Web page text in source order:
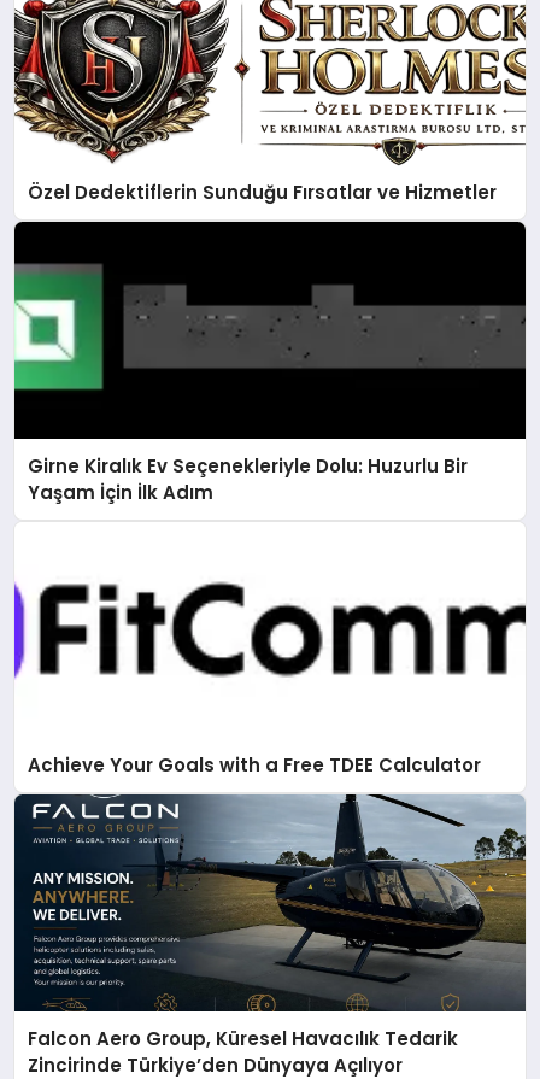
Özel Dedektiflerin Sunduğu Fırsatlar ve Hizmetler
Girne Kiralık Ev Seçenekleriyle Dolu: Huzurlu Bir
Yaşam İçin İlk Adım
Achieve Your Goals with a Free TDEE Calculator
Falcon Aero Group, Küresel Havacılık Tedarik
Zincirinde Türkiye’den Dünyaya Açılıyor